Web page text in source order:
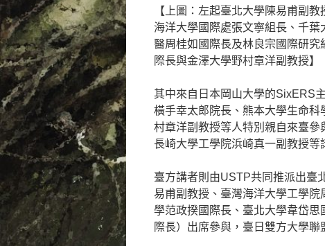
【上圖：左起臺北大學陳易甫副
海洋大學國際處張文寧組長、千
醫周桂如國際長及林良宗國際研
際長與金澤大學野村章洋副教授】
其中來自日本岡山大學的SixERS
橫手幸太郎院長、熊本大學生命
村章洋副教授等人特別親自來臺參
長崎大學工學院浜崎真一副教授等
臺方講者則由USTP共同推派出臺
易甫副教授、臺灣海洋大學工學
學范政揆國際長、臺北大學韋岱
際長）出席參與，臺日雙方大學聯